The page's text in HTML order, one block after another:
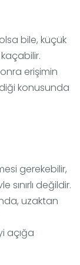
bile, küçük
erişimin
konusunda
gerekebilir,
değildir.
uzaktan
açığa